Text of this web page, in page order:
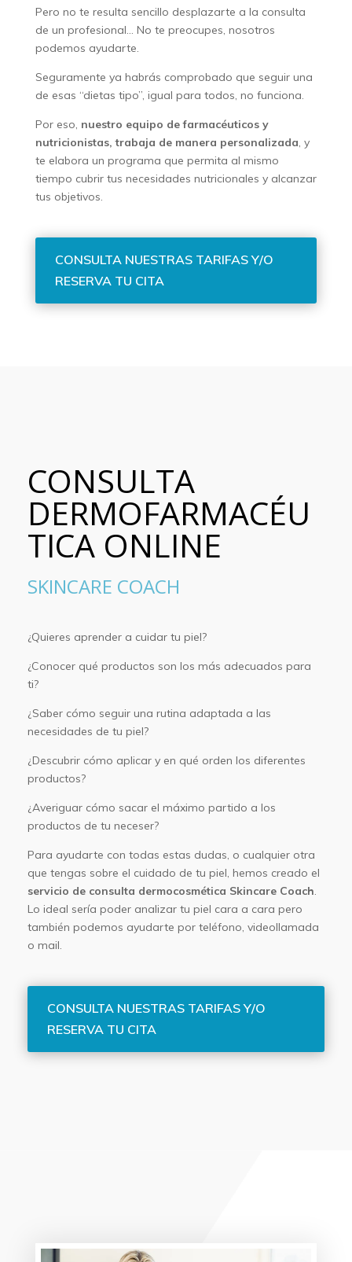
Pero no te resulta sencillo desplazarte a la consulta
de un profesional… No te preocupes, nosotros
podemos ayudarte.
Seguramente ya habrás comprobado que seguir una
de esas “dietas tipo”, igual para todos, no funciona.
Por eso, nuestro equipo de farmacéuticos y
nutricionistas, trabaja de manera personalizada , y
te elabora un programa que permita al mismo
tiempo cubrir tus necesidades nutricionales y alcanzar
tus objetivos.
CONSULTA NUESTRAS TARIFAS Y/O
RESERVA TU CITA
CONSULTA
DERMOFARMACÉU
TICA ONLINE
SKINCARE COACH
¿Quieres aprender a cuidar tu piel?
¿Conocer qué productos son los más adecuados para
ti?
¿Saber cómo seguir una rutina adaptada a las
necesidades de tu piel?
¿Descubrir cómo aplicar y en qué orden los diferentes
productos?
¿Averiguar cómo sacar el máximo partido a los
productos de tu neceser?
Para ayudarte con todas estas dudas, o cualquier otra
que tengas sobre el cuidado de tu piel, hemos creado el
servicio de consulta dermocosmética Skincare Coach
Lo ideal sería poder analizar tu piel cara a cara pero
también podemos ayudarte por teléfono, videollamada
o mail.
CONSULTA NUESTRAS TARIFAS Y/O
RESERVA TU CITA